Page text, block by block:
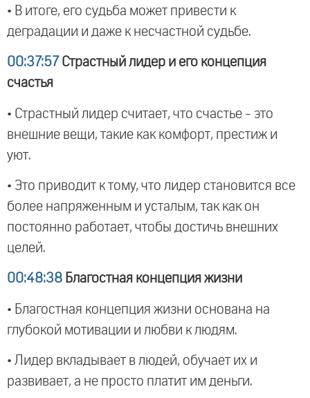
• В итоге, его судьба может привести к
деградации и даже к несчастной судьбе.
00:37:57 Страстный лидер и его концепция
счастья
• Страстный лидер считает, что счастье - это
внешние вещи, такие как комфорт, престиж и
уют.
• Это приводит к тому, что лидер становится все
более напряженным и усталым, так как он
постоянно работает, чтобы достичь внешних
целей.
00:48:38 Благостная концепция жизни
• Благостная концепция жизни основана на
глубокой мотивации и любви к людям.
• Лидер вкладывает в людей, обучает их и
развивает, а не просто платит им деньги.